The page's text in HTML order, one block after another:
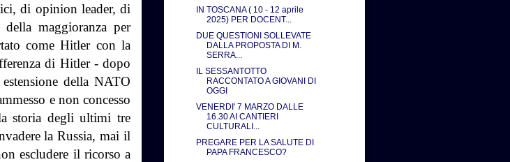
di opinion leader, di
maggioranza per
come Hitler con la
di Hitler - dopo
della NATO
e non concesso
storia degli ultimi tre
la Russia, mai il
escludere il ricorso a
IN TOSCANA ( 10 - 12 aprile
2025) PER DOCENT...
DUE QUESTIONI SOLLEVATE
DALLA PROPOSTA DI M.
SERRA...
IL SESSANTOTTO
RACCONTATO A GIOVANI DI
OGGI
VENERDI' 7 MARZO DALLE
16.30 AI CANTIERI
CULTURALI...
PREGARE PER LA SALUTE DI
PAPA FRANCESCO?